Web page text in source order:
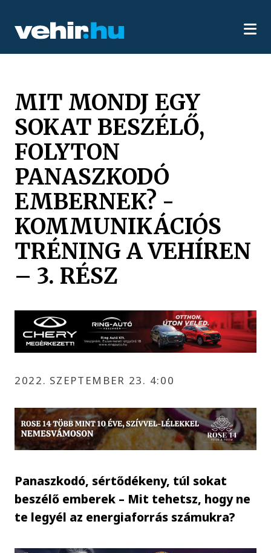
MIT MONDJ EGY
SOKAT BESZÉLŐ,
FOLYTON
PANASZKODÓ
EMBERNEK? -
KOMMUNIKÁCIÓS
TRÉNING A VEHÍREN
– 3. RÉSZ
2022. SZEPTEMBER 23. 4:00
Panaszkodó, sértődékeny, túl sokat
beszélő emberek – Mit tehetsz, hogy ne
te legyél az energiaforrás számukra?